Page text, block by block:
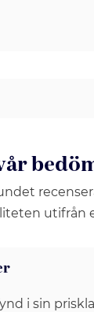
utifrån
i sin